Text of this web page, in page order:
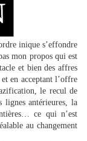
inique s’effondre
mon propos qui est
et bien des affres
en acceptant l’offre
le recul de
lignes antérieures, la
ce qui n’est
au changement